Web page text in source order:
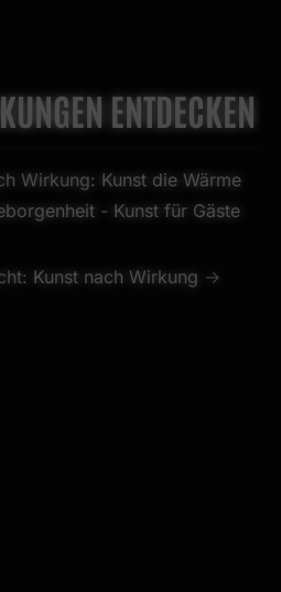
ENTDECKEN
Wirkung: Kunst die Wärme
- Kunst für Gäste
Kunst nach Wirkung →